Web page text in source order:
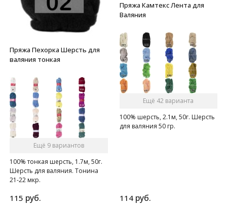
Пряжа Пехорка Шерсть для
валяния тонкая
Ещё 9 вариантов
100% тонкая шерсть, 1.7м, 50г.
Шерсть для валяния. Тонина
21-22 мкр.
115 руб.
Пряжа Камтекс Лента для
Валяния
Ещё 42 варианта
100% шерсть, 2.1м, 50г. Шерсть
для валяния 50 гр.
114 руб.